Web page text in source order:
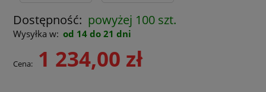
Dostępność: powyżej 100 szt.
Wysyłka w: od 14 do 21 dni
Cena: 1 234,00 zł